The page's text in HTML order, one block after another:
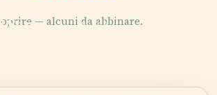
— alcuni da abbinare.
San
PLACE
PLACE